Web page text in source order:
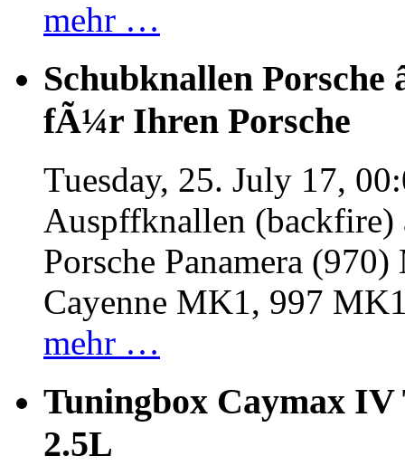
mehr …
Schubknallen Porsche
fÃ¼r Ihren Porsche
Tuesday, 25. July 17,
Auspffknallen
Porsche Panamera
Cayenne MK1, 997
mehr …
Tuningbox Caymax IV
2.5L